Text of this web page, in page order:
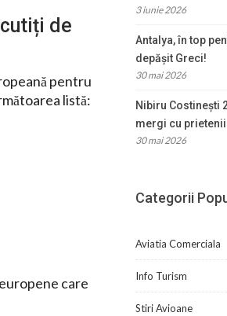
de
pentru
listă:
care
3 iunie 2026
Antalya, în top
depășit Greci!
30 mai 2026
Nibiru Costinești
mergi cu prietenii
30 mai 2026
Categorii
Aviatia Comerciala
Info Turism
Stiri Avioane